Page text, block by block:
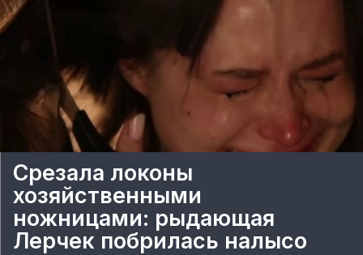
Срезала локоны
хозяйственными
ножницами: рыдающая
Лерчек побрилась налысо